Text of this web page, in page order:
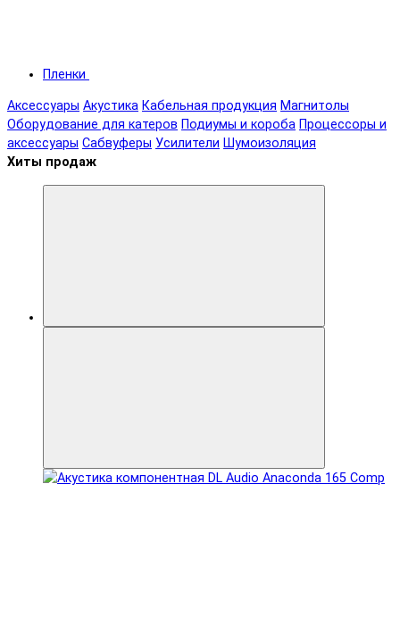
Пленки
Аксессуары Акустика Кабельная продукция Магнитолы
Оборудование для катеров Подиумы и короба Процессоры и
аксессуары Сабвуферы Усилители Шумоизоляция
Хиты продаж